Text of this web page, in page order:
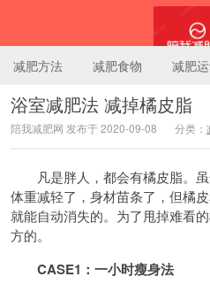
陪我
减肥方法 减肥食物 减肥
浴室减肥法 减掉橘皮脂
陪我减肥网 发布于 2020-09-08 分类：
凡是胖人，都会有橘皮脂。虽
体重减轻了，身材苗条了，但橘
就能自动消失的。为了甩掉难看
方的。
CASE1：一小时瘦身法